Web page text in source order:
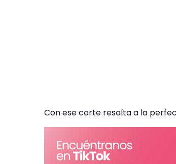
Con ese corte resalta a la